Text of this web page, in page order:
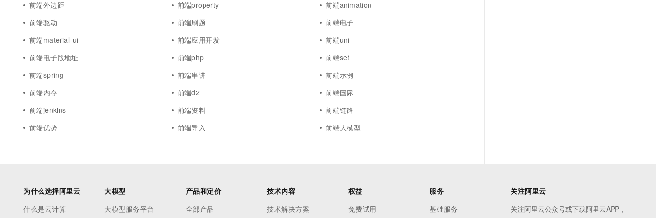
前端外边距 前端property
前端animation
前端驱动
前端刷题
前端电子
前端material-ui
前端应用开发
前端uni
前端电子版地址
前端php
前端set
前端spring
前端串讲
前端示例
前端内存
前端d2
前端国际
前端jenkins
前端资料
前端链路
前端优势
前端导入 前端大模型
为什么选择阿里云
什么是云计算
大模型
大模型服务平台
产品和定价
全部产品
技术内容
技术解决方案
权益
免费试用
服务
基础服务
关注阿里云
关注阿里云公众号或下载阿里云APP，